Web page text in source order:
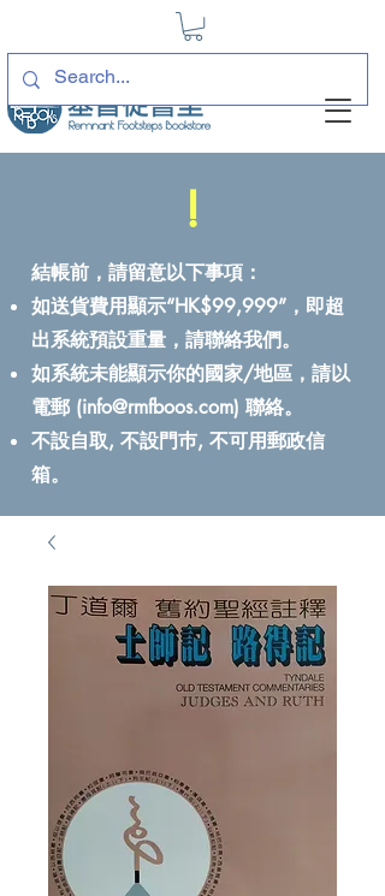
!
結帳前，請留意以下事項：
如送貨費用顯示“HK$99,999”，即超
出系統預設重量，請聯絡我們。
如系統未能顯示你的國家/地區，請以
電郵 (info@rmfboos.com) 聯絡。
不設自取, 不設門巿, 不可用郵政信
箱。